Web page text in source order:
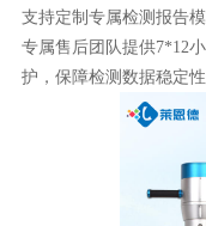
支持定制专属检测报告
专属售后团队提供7*12
护，保障检测数据稳定性